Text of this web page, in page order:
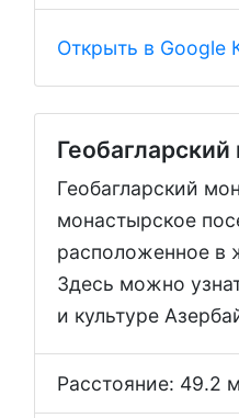
Открыть в Google
Геобагларский
монастырское
расположенное в
Здесь можно
и культуре
Расстояние: 49.2